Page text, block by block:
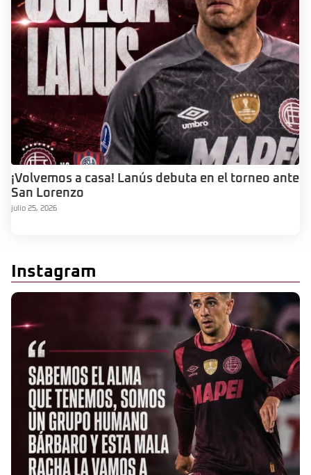
¡Volvemos a casa! Lanús debuta en el torneo ante
San Lorenzo
julio 25, 2026
Instagram